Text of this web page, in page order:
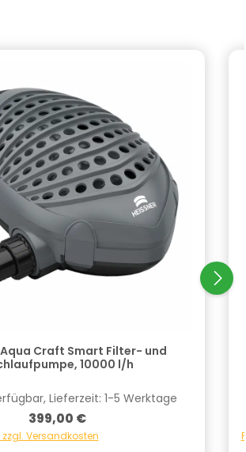
Craft Smart Filter- und
10000 l/h
Lieferzeit: 1-5 Werktage
Regulärer Preis:
399,00 €
zzgl. Versandkosten